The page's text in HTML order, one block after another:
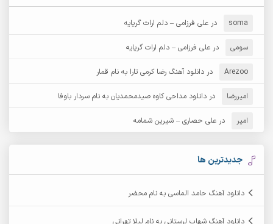
آرش دی جی 2
آرش عثمان
آرش مبهم آرش مستشیری
آرش مهرابی آرش نظری
آرشام
آرکاداش
soma در علی فرزامی – دلم ارات گریایه
سومی در علی فرزامی – دلم ارات گریایه
Arezoo در دانلود آهنگ رضا کرمی تارا به نام قمار
امیررضا در دانلود مداحی کاوه صیدمحمدیان به نام سردار باوفا
امیر در علی حصاری – شیرین شمامه
جدیدترین ها
دانلود آهنگ حامد الماسی به نام محضر
دانلود آهنگ شهاب لرستانی به نام لیلا تهرانی